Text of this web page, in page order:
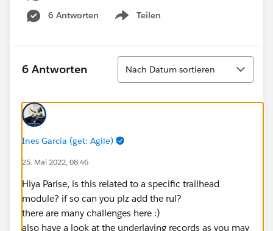
6 Antworten
Teilen
Show menu
6 Antworten
Sortieren
Nach Datum sortieren
Ines Garcia (get: Agile)
25. Mai 2022, 08:46
Hiya Parise, is this related to a specific trailhead
module? if so can you plz add the rul?
there are many challenges here :)
also have a look at the underlaying records as you may